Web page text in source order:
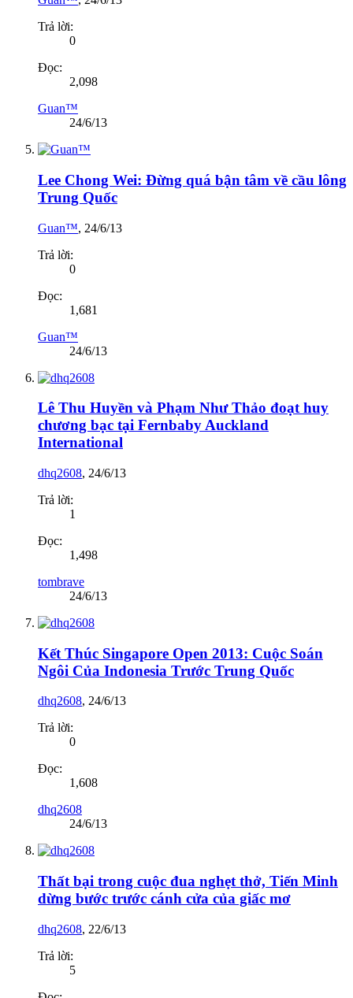
Trả lời:
0
Đọc:
2,098
Guan™
24/6/13
Lee Chong Wei: Đừng quá bận tâm về cầu lông
Trung Quốc
Guan™, 24/6/13
Trả lời:
0
Đọc:
1,681
Guan™
24/6/13
Lê Thu Huyền và Phạm Như Thảo đoạt huy
chương bạc tại Fernbaby Auckland
International
dhq2608, 24/6/13
Trả lời:
1
Đọc:
1,498
tombrave
24/6/13
Kết Thúc Singapore Open 2013: Cuộc Soán
Ngôi Của Indonesia Trước Trung Quốc
dhq2608, 24/6/13
Trả lời:
0
Đọc:
1,608
dhq2608
24/6/13
Thất bại trong cuộc đua nghẹt thở, Tiến Minh
dừng bước trước cánh cửa của giấc mơ
dhq2608, 22/6/13
Trả lời:
5